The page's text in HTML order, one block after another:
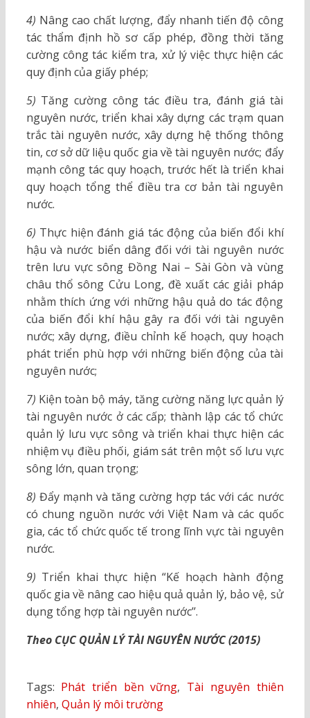
4) Nâng cao chất lượng, đẩy nhanh tiến độ công
tác thẩm định hồ sơ cấp phép, đồng thời tăng
cường công tác kiểm tra, xử lý việc thực hiện các
quy định của giấy phép;
5) Tăng cường công tác điều tra, đánh giá tài
nguyên nước, triển khai xây dựng các trạm quan
trắc tài nguyên nước, xây dựng hệ thống thông
tin, cơ sở dữ liệu quốc gia về tài nguyên nước; đẩy
mạnh công tác quy hoạch, trước hết là triển khai
quy hoạch tổng thể điều tra cơ bản tài nguyên
nước.
6) Thực hiện đánh giá tác động của biến đổi khí
hậu và nước biển dâng đối với tài nguyên nước
trên lưu vực sông Đồng Nai – Sài Gòn và vùng
châu thổ sông Cửu Long, đề xuất các giải pháp
nhằm thích ứng với những hậu quả do tác động
của biến đổi khí hậu gây ra đối với tài nguyên
nước; xây dựng, điều chỉnh kế hoạch, quy hoạch
phát triển phù hợp với những biến động của tài
nguyên nước;
7) Kiện toàn bộ máy, tăng cường năng lực quản lý
tài nguyên nước ở các cấp; thành lập các tổ chức
quản lý lưu vực sông và triển khai thực hiện các
nhiệm vụ điều phối, giám sát trên một số lưu vực
sông lớn, quan trọng;
8) Đẩy mạnh và tăng cường hợp tác với các nước
có chung nguồn nước với Việt Nam và các quốc
gia, các tổ chức quốc tế trong lĩnh vực tài nguyên
nước.
9) Triển khai thực hiện “Kế hoạch hành động
quốc gia về nâng cao hiệu quả quản lý, bảo vệ, sử
dụng tổng hợp tài nguyên nước’’.
Theo CỤC QUẢN LÝ TÀI NGUYÊN NƯỚC (2015)
Tags: Phát triển bền vững, Tài nguyên thiên
nhiên, Quản lý môi trường